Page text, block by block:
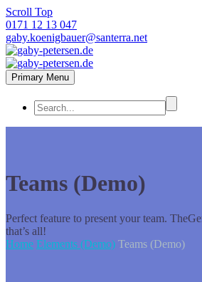
Scroll Top
0171 12 13 047
gaby.koenigbauer@santerra.net
Primary Menu
Teams (Demo)
Perfect feature to present your team.
that’s all!
Home Elements (Demo) Teams (Demo)